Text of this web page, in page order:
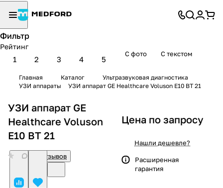
Фильтр
Рейтинг
1 2 3 4 5
С фото С текстом
Главная Каталог
Ультразвуковая диагностика
УЗИ аппараты
УЗИ аппарат GE Healthcare Voluson E10 BT 21
УЗИ аппарат GE
Healthcare Voluson
E10 BT 21
Нет отзывов
Цена по запросу
Нашли дешевле?
Расширенная
гарантия